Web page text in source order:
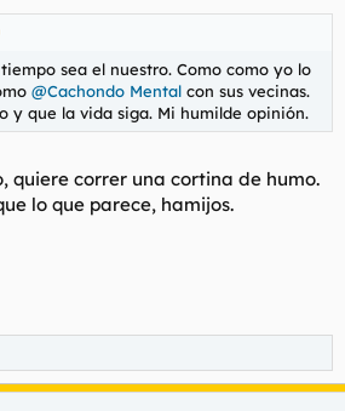
sea el nuestro. Como como yo lo
@Cachondo Mental con sus vecinas.
y que la vida siga. Mi humilde opinión.
quiere correr una cortina de humo.
lo que parece, hamijos.